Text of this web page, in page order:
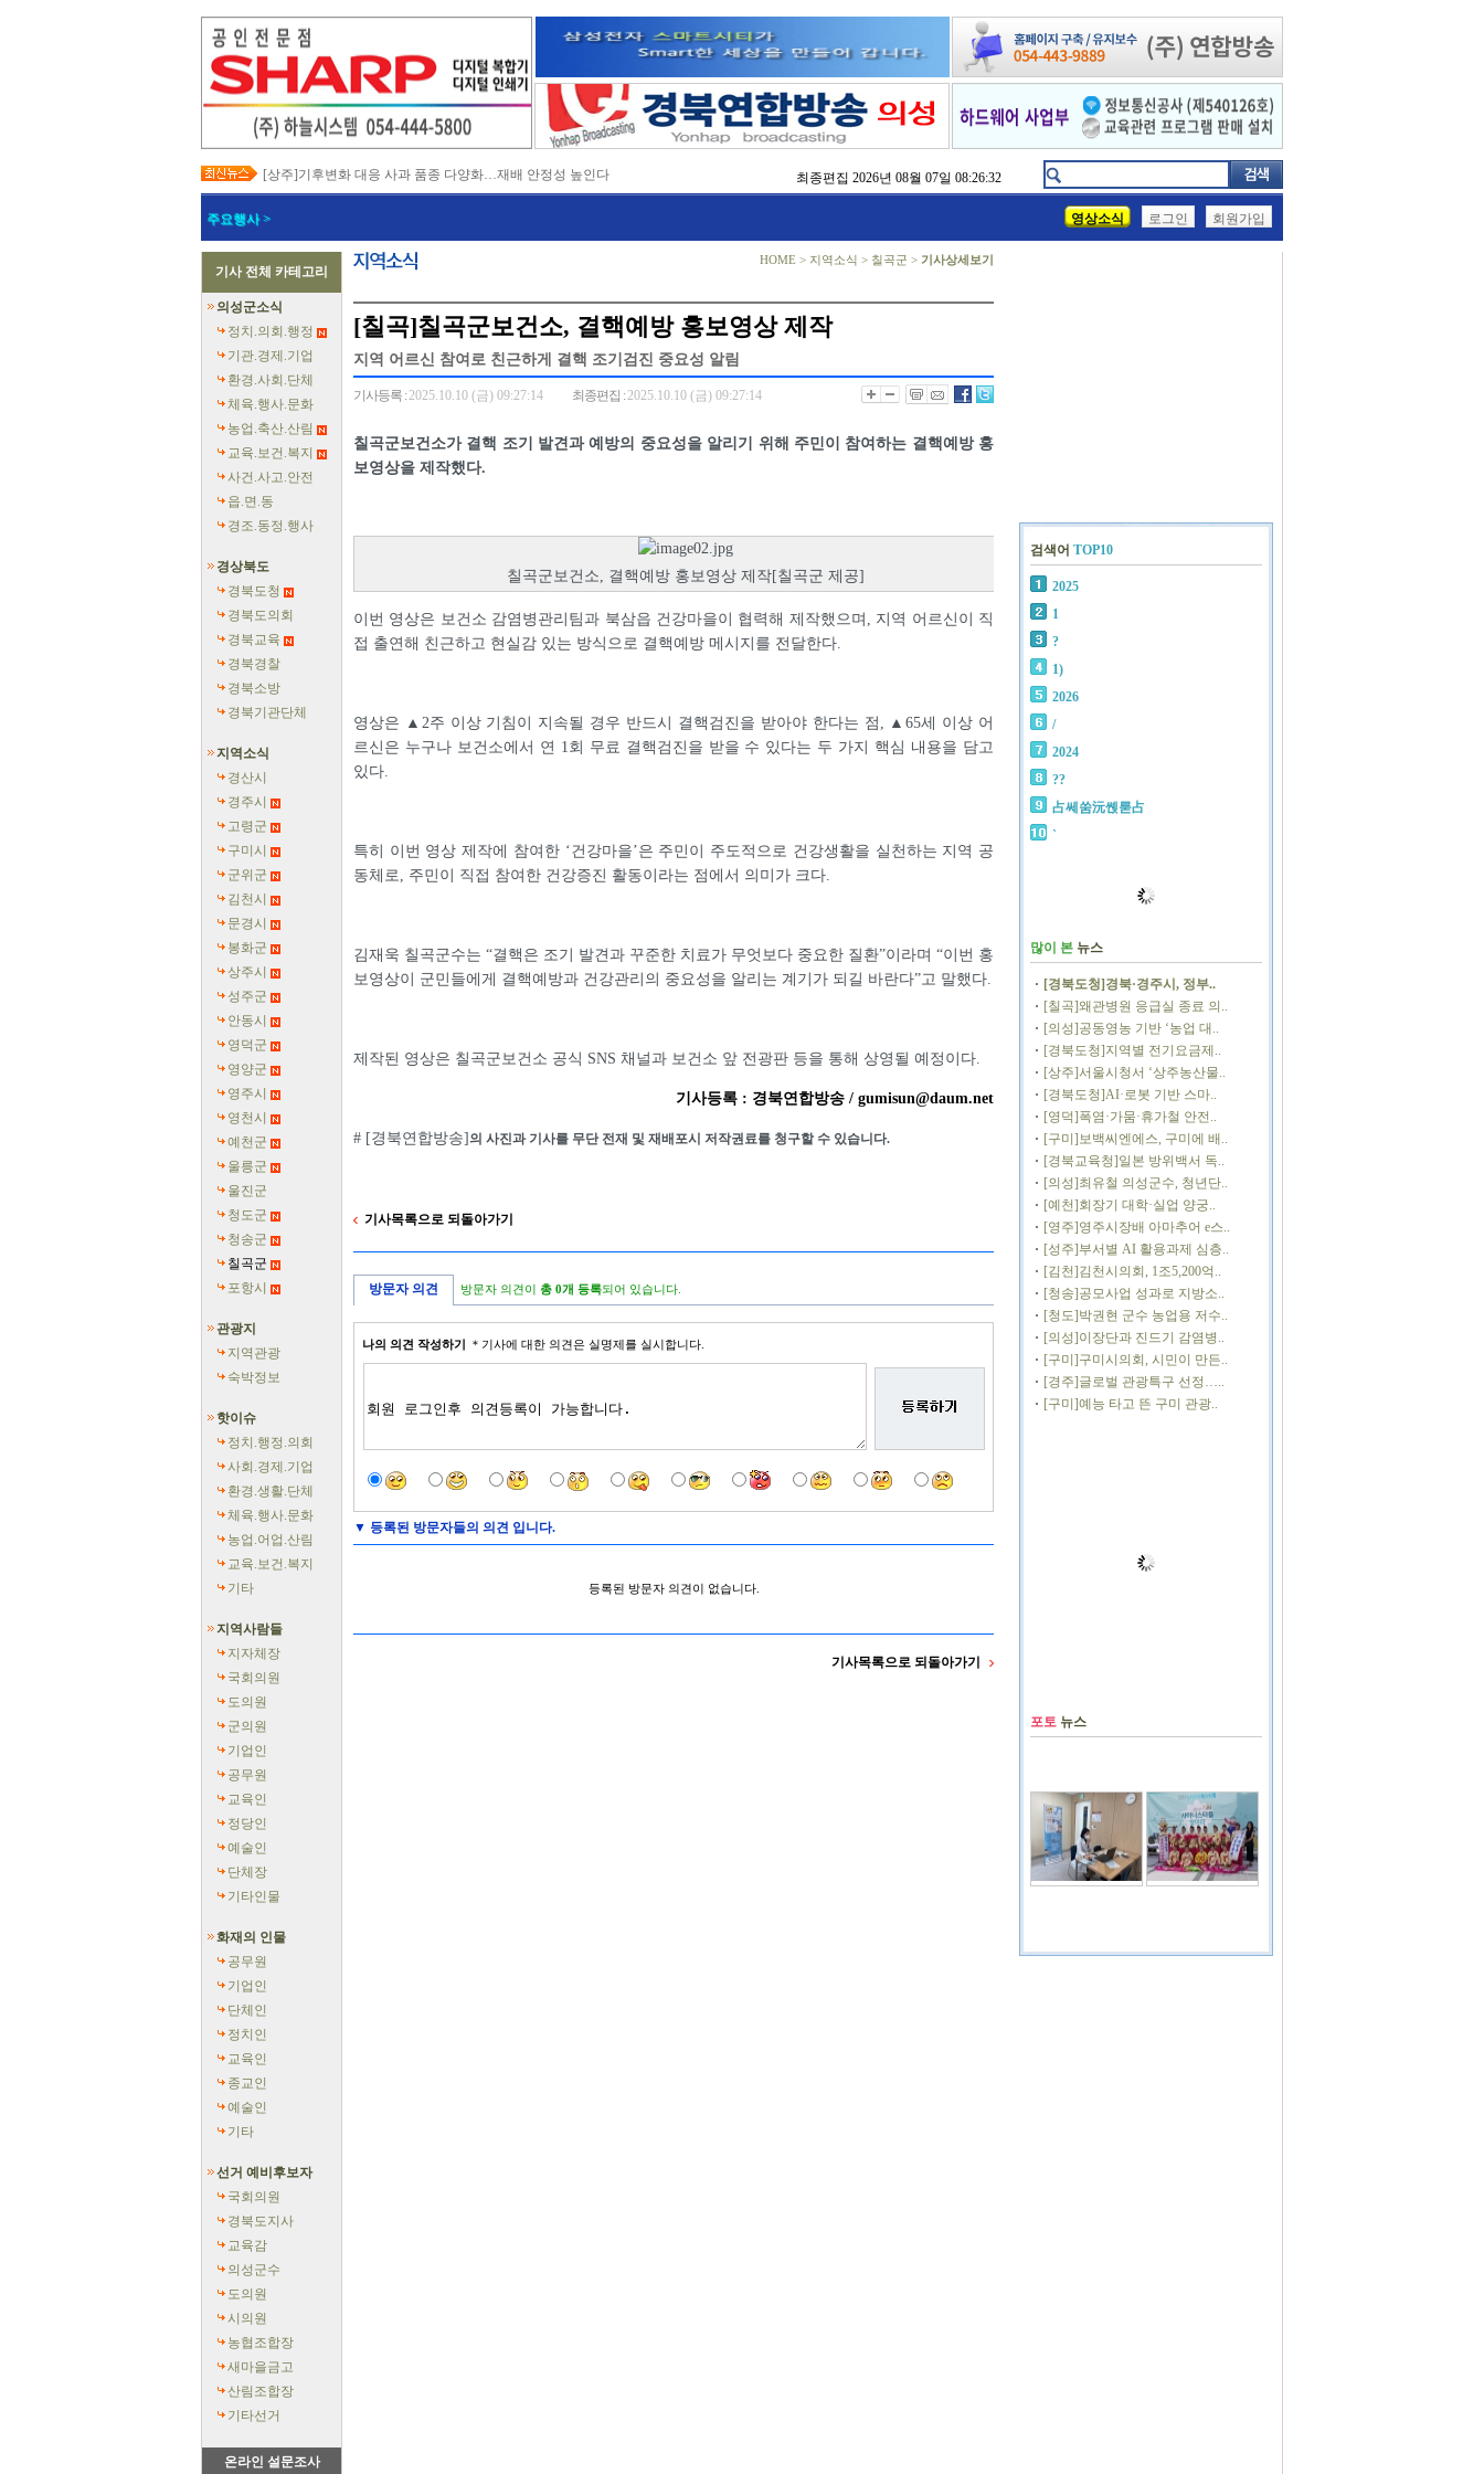
[상주]기후변화 대응 사과 품종 다양화…재배 안정성 높인다
[봉화]‘K-베트남 밸리 특구’ 최종 지정…3,476억 투입
[김천]지방세입 체납관리단 본격 가동…맞춤형 징수 나선다
[고령]가뭄 장기화 총력 대응…농업용수 확보 긴급 지원
[경주]경주역 KTX·KTX-이음 증편…수도권 접근성 높인다
[경북교육청]‘수리력+ 웹 콘텐츠’ 개발…맞춤형 수학 학습 지원
[경북도청]‘말산업 특구’ 키운다…한국마사회 영천 유치 공동전선
[구미]예능 타고 뜬 구미 관광…‘갓 튀긴 라면’ 판매량 6배 껑충
[경북교육청]일본 방위백서 독도 영유권 주장 강력 규탄
최종편집 2026년 08월 07일 08:26:32
주요행사 > 영상소식 로그인 회원가입
기사 전체 카테고리
의성군소식
정치.의회.행정
기관.경제.기업
환경.사회.단체
체육.행사.문화
농업.축산.산림
교육.보건.복지
사건.사고.안전
읍.면.동
경조.동정.행사
경상북도
경북도청
경북도의회
경북교육
경북경찰
경북소방
경북기관단체
지역소식
경산시
경주시
고령군
구미시
군위군
김천시
문경시
봉화군
상주시
성주군
안동시
영덕군
영양군
영주시
영천시
예천군
울릉군
울진군
청도군
청송군
칠곡군
포항시
관광지
지역관광
숙박정보
핫이슈
정치.행정.의회
사회.경제.기업
환경.생활.단체
체육.행사.문화
농업.어업.산림
교육.보건.복지
기타
지역사람들
지자체장
국회의원
도의원
군의원
기업인
공무원
교육인
정당인
예술인
단체장
기타인물
화재의 인물
공무원
기업인
단체인
정치인
교육인
종교인
예술인
기타
선거 예비후보자
국회의원
경북도지사
교육감
의성군수
도의원
시의원
농협조합장
새마을금고
산림조합장
기타선거
온라인 설문조사
HOME > 지역소식 > 칠곡군 > 기사상세보기
[칠곡]칠곡군보건소, 결핵예방 홍보영상 제작
지역 어르신 참여로 친근하게 결핵 조기검진 중요성 알림
기사등록 :2025.10.10 (금) 09:27:14 최종편집 :2025.10.10 (금) 09:27:14
칠곡군보건소가 결핵 조기 발견과 예방의 중요성을 알리기 위해 주민이 참여하는 결핵예방 홍
보영상을 제작했다.
칠곡군보건소, 결핵예방 홍보영상 제작[칠곡군 제공]
이번 영상은 보건소 감염병관리팀과 북삼읍 건강마을이 협력해 제작했으며, 지역 어르신이 직
접 출연해 친근하고 현실감 있는 방식으로 결핵예방 메시지를 전달한다.
영상은 ▲2주 이상 기침이 지속될 경우 반드시 결핵검진을 받아야 한다는 점, ▲65세 이상 어
르신은 누구나 보건소에서 연 1회 무료 결핵검진을 받을 수 있다는 두 가지 핵심 내용을 담고
있다.
특히 이번 영상 제작에 참여한 ‘건강마을’은 주민이 주도적으로 건강생활을 실천하는 지역 공
동체로, 주민이 직접 참여한 건강증진 활동이라는 점에서 의미가 크다.
김재욱 칠곡군수는 “결핵은 조기 발견과 꾸준한 치료가 무엇보다 중요한 질환”이라며 “이번 홍
보영상이 군민들에게 결핵예방과 건강관리의 중요성을 알리는 계기가 되길 바란다”고 말했다.
제작된 영상은 칠곡군보건소 공식 SNS 채널과 보건소 앞 전광판 등을 통해 상영될 예정이다.
기사등록 : 경북연합방송 / gumisun@daum.net
# [경북연합방송]의 사진과 기사를 무단 전재 및 재배포시 저작권료를 청구할 수 있습니다.
기사목록으로 되돌아가기
방문자 의견 방문자 의견이 총 0개 등록되어 있습니다.
나의 의견 작성하기 ＊기사에 대한 의견은 실명제를 실시합니다.
▼ 등록된 방문자들의 의견 입니다.
등록된 방문자 의견이 없습니다.
기사목록으로 되돌아가기
검색어 TOP10
2025
1
?
1)
2026
/
2024
??
占쎄쑴沅쏁룯占
`
많이 본 뉴스
[경북도청]경북·경주시, 정부..
[칠곡]왜관병원 응급실 종료 의..
[의성]공동영농 기반 ‘농업 대..
[경북도청]지역별 전기요금제..
[상주]서울시청서 ‘상주농산물..
[경북도청]AI·로봇 기반 스마..
[영덕]폭염·가뭄·휴가철 안전..
[구미]보백씨엔에스, 구미에 배..
[경북교육청]일본 방위백서 독..
[의성]최유철 의성군수, 청년단..
[예천]회장기 대학·실업 양궁..
[영주]영주시장배 아마추어 e스..
[성주]부서별 AI 활용과제 심층..
[김천]김천시의회, 1조5,200억..
[청송]공모사업 성과로 지방소..
[청도]박권현 군수 농업용 저수..
[의성]이장단과 진드기 감염병..
[구미]구미시의회, 시민이 만든..
[경주]글로벌 관광특구 선정…..
[구미]예능 타고 뜬 구미 관광..
포토 뉴스